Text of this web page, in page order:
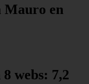
Mauro en
webs: 7,2